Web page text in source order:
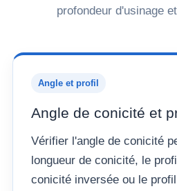
profondeur d'usinage
Angle et profil
Angle de conicité et
Vérifier l'angle de conicité
longueur de conicité, le
conicité inversée ou le